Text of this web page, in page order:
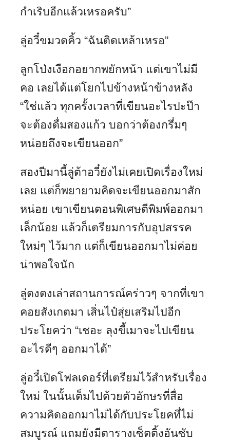
กำเริบอีกแล้วเหรอครับ”
ลู่อวี๋ขมวดคิ้ว “ฉันติดเหล้าเหรอ”
ลูกโป่งเงือกอยากพยักหน้า แต่เขาไม่มี
คอ เลยได้แต่โยกไปข้างหน้าข้างหลัง
“ใช่แล้ว ทุกครั้งเวลาที่เขียนอะไรปะป๊า
จะต้องดื่มสองแก้ว บอกว่าต้องกรึ่มๆ
หน่อยถึงจะเขียนออก”
สองปีมานี้ลู่ต้าอวี๋ยังไม่เคยเปิดเรื่องใหม่
เลย แต่ก็พยายามคิดจะเขียนออกมาสัก
หน่อย เขาเขียนตอนพิเศษตีพิมพ์ออกมา
เล็กน้อย แล้วก็เตรียมการกับอุปสรรค
ใหม่ๆ ไว้มาก แต่ก็เขียนออกมาไม่ค่อย
น่าพอใจนัก
ลู่ตงตงเล่าสถานการณ์คร่าวๆ จากที่เขา
คอยสังเกตมา เสิ่นไป๋สุ่ยเสริมไปอีก
ประโยคว่า “เชอะ ลุงขี้เมาจะไปเขียน
อะไรดีๆ ออกมาได้”
ลู่อวี๋เปิดโฟลเดอร์ที่เตรียมไว้สำหรับเรื่อง
ใหม่ ในนั้นเต็มไปด้วยตัวอักษรที่สื่อ
ความคิดออกมาไม่ได้กับประโยคที่ไม่
สมบูรณ์ แถมยังมีตารางเซ็ตติ้งอันซับ